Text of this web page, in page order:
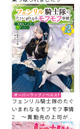
オーバーラップノベルスf
フェンリル騎士隊のたぐ
いまれなるモフモフ事情
2 ～異動先の上司が犬
でした～